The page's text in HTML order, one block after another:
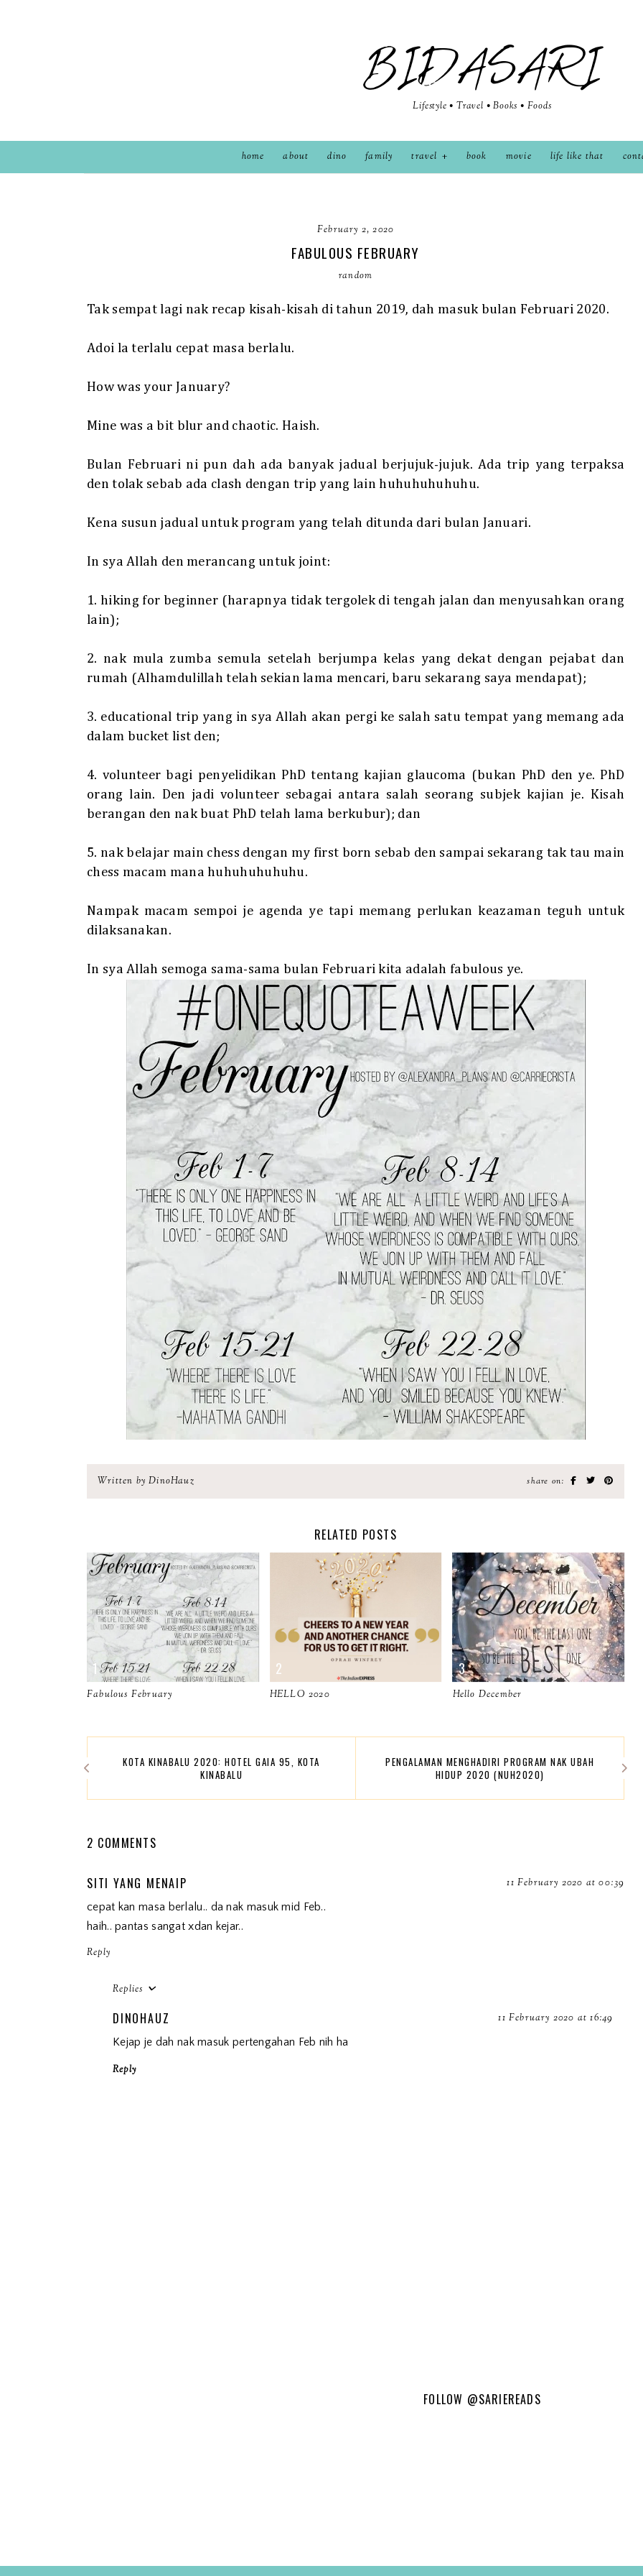
BIDASARI
Lifestyle • Travel • Books • Foods
home about dino family travel book movie life like that
February 2, 2020
FABULOUS FEBRUARY
random
Tak sempat lagi nak recap kisah-kisah di tahun 2019, dah masuk bulan Februari 2020.
Adoi la terlalu cepat masa berlalu.
How was your January?
Mine was a bit blur and chaotic. Haish.
Bulan Februari ni pun dah ada banyak jadual berjujuk-jujuk. Ada trip yang terpaksa
den tolak sebab ada clash dengan trip yang lain huhuhuhuhuhu.
Kena susun jadual untuk program yang telah ditunda dari bulan Januari.
In sya Allah den merancang untuk joint:
1. hiking for beginner (harapnya tidak tergolek di tengah jalan dan menyusahkan orang
lain);
2. nak mula zumba semula setelah berjumpa kelas yang dekat dengan pejabat dan
rumah (Alhamdulillah telah sekian lama mencari, baru sekarang saya mendapat);
3. educational trip yang in sya Allah akan pergi ke salah satu tempat yang memang ada
dalam bucket list den;
4. volunteer bagi penyelidikan PhD tentang kajian glaucoma (bukan PhD den ye. PhD
orang lain. Den jadi volunteer sebagai antara salah seorang subjek kajian je. Kisah
berangan den nak buat PhD telah lama berkubur); dan
5. nak belajar main chess dengan my first born sebab den sampai sekarang tak tau main
chess macam mana huhuhuhuhuhu.
Nampak macam sempoi je agenda ye tapi memang perlukan keazaman teguh untuk
dilaksanakan.
In sya Allah semoga sama-sama bulan Februari kita adalah fabulous ye.
Written by DinoHauz share on:
RELATED POSTS
Fabulous February HELLO 2020 Hello December
KOTA KINABALU 2020: HOTEL GAIA 95, KOTA
KINABALU
PENGALAMAN MENGHADIRI PROGRAM NAK UBAH
HIDUP 2020 (NUH2020)
2 COMMENTS
SITI YANG MENAIP
11 February 2020 at 00:39
cepat kan masa berlalu.. da nak masuk mid Feb..
haih.. pantas sangat xdan kejar..
Reply
Replies
DINOHAUZ
11 February 2020 at 16:49
Kejap je dah nak masuk pertengahan Feb nih ha
Reply
FOLLOW @SARIEREADS